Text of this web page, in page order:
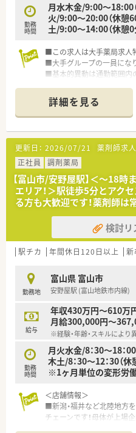
修から、薬剤師として専門
修、
マネジメント研修・カフェ
大手企業様ならではの幅広
薬剤師様からスペシャリス
可能です！
想像する薬剤師像をお聞
勤務
時間
月水木金/9:00～18:00
火/9:00～20:00（休憩
土/9:00～14:00（休憩0
■この求人は大手薬局求人
■大手グループの一員にな
■基本的異動は通勤範囲内
詳細を見る
更新日： 2026/07/21 薬剤師求人
正社員
調剤薬局
【富山市/安野屋駅】＜～18
エリア！＞駅徒歩5分とアク
る方も大歓迎です！薬剤師
検討リ
駅チカ 年間休日120日以上 新
勤務地
富山県 富山市
安野屋駅 (富山地鉄市内線)
給与
年収430万円～610万
月給300,000円～
※経験・年齢・スキルにより
勤務
時間
月火水金/8：30～18：00
木土/8：30～12：30（休
※1ヶ月単位の変形労
＜店舗情報＞
■新潟・福井など北陸地方
チェーンです！母体が上場